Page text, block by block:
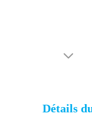
Détails